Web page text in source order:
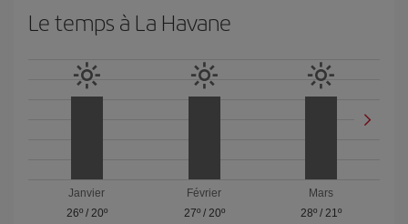
Le temps à La Havane
Janvier
26º/ 20º
Février
27º/ 20º
Mars
28º /21º